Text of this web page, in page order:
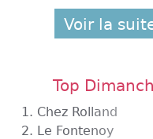
Voir la
Top
1. Chez Rolland
2. Le Fontenoy